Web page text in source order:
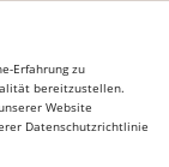
Erfahrung zu
bereitzustellen.
Website
Datenschutzrichtlinie